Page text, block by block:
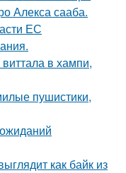
Алекса сааба.
ЕС
в хампи,
пушистики,
как байк из